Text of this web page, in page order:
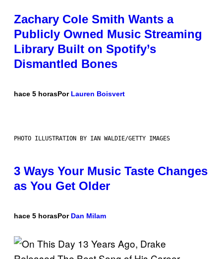
Zachary Cole Smith Wants a
Publicly Owned Music Streaming
Library Built on Spotify’s
Dismantled Bones
hace 5 horasPor Lauren Boisvert
PHOTO ILLUSTRATION BY IAN WALDIE/GETTY IMAGES
3 Ways Your Music Taste Changes
as You Get Older
hace 5 horasPor Dan Milam